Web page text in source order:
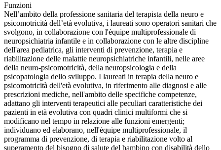
Funzioni
Nell’ambito della professione sanitaria del terapista della neuro e
psicomotricità dell’età evolutiva, i laureati sono operatori sanitari che
svolgono, in collaborazione con l'équipe multiprofessionale di
neuropsichiatria infantile e in collaborazione con le altre discipline
dell'area pediatrica, gli interventi di prevenzione, terapia e
riabilitazione delle malattie neuropsichiatriche infantili, nelle aree
della neuro-psicomotricità, della neuropsicologia e della
psicopatologia dello sviluppo. I laureati in terapia della neuro e
psicomotricità dell'età evolutiva, in riferimento alle diagnosi e alle
prescrizioni mediche, nell'ambito delle specifiche competenze,
adattano gli interventi terapeutici alle peculiari caratteristiche dei
pazienti in età evolutiva con quadri clinici multiformi che si
modificano nel tempo in relazione alle funzioni emergenti;
individuano ed elaborano, nell'équipe multiprofessionale, il
programma di prevenzione, di terapia e riabilitazione volto al
superamento del bisogno di salute del bambino con disabilità dello